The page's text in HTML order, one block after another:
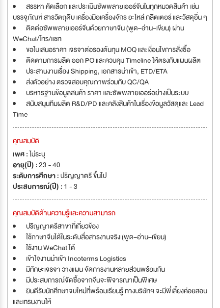
สรรหา คัดเลือก และประเมินซัพพลายเออร์จีนในทุกหมวดสินค้า เช่น
บรรจุภัณฑ์ สารวัตถุดิบ เครื่องมือเครื่องจักร อะไหล่ กลิตเตอร์ และวัสดุอื่น ๆ
ติดต่อซัพพลายเออร์จีนด้วยภาษาจีน (พูด–อ่าน–เขียน) ผ่าน
WeChat/โทร/แชท
ขอใบเสนอราคา เจรจาต่อรองต้นทุน MOQ และเงื่อนไขการสั่งซื้อ
ติดตามการผลิต ออก PO และควบคุม Timeline ให้ตรงกับแผนผลิต
ประสานงานเรื่อง Shipping, เอกสารนำเข้า, ETD/ETA
ส่งตัวอย่าง ตรวจสอบคุณภาพร่วมกับ QC/QA
บริหารฐานข้อมูลสินค้า ราคา และซัพพลายเออร์อย่างเป็นระบบ
สนับสนุนทีมผลิต R&D/PD และคลังสินค้าในเรื่องข้อมูลวัสดุและ Lead
Time
คุณสมบัติ
เพศ :ไม่ระบุ
อายุ(ปี) :23 - 40
ระดับการศึกษา :ปริญญาตรี ขึ้นไป
ประสบการณ์(ปี) : 1 - 3
คุณสมบัติด้านความรู้และความสามารถ
ปริญญาตรีสาขาที่เกี่ยวข้อง
ใช้ภาษาจีนได้ในระดับสื่อสารงานจริง (พูด–อ่าน–เขียน)
ใช้งาน WeChat ได้
เข้าใจงานนำเข้า Incoterms Logistics
มีทักษะเจรจา วางแผน จัดการงานหลายส่วนพร้อมกัน
มีประสบการณ์จัดซื้อจากจีนจะพิจารณาเป็นพิเศษ
ยินดีรับนักศึกษาจบใหม่ที่พร้อมเรียนรู้ ทางบริษัทฯ จะมีพี่เลี้ยงค่อยสอน
และเทรนงานให้